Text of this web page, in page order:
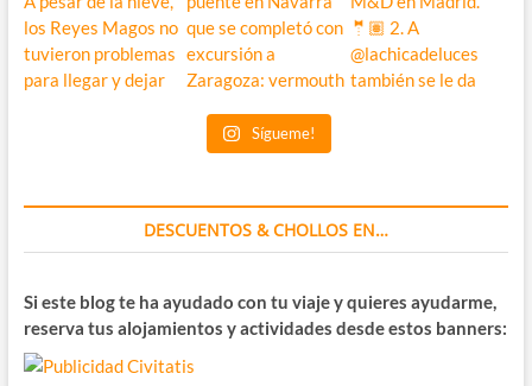
Sígueme!
DESCUENTOS & CHOLLOS EN…
Si este blog te ha ayudado con tu viaje y quieres ayudarme,
reserva tus alojamientos y actividades desde estos banners: